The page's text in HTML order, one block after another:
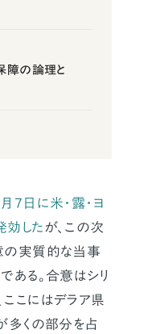
障の論理と
7日に米・露・ヨ
効した が、この次
の実質的な当事
ある。合意はシリ
こにはデラア県
多くの部分を占